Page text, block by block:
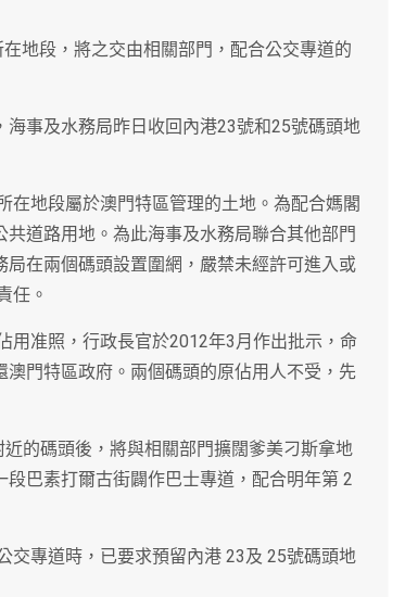
地段，將之交由相關部門，配合公交專道的
事及水務局昨日收回內港23號和25號碼頭地
地段屬於澳門特區管理的土地。為配合媽閣
道路用地。為此海事及水務局聯合其他部門
在兩個碼頭設置圍網，嚴禁未經許可進入或
任。
用准照，行政長官於2012年3月作出批示，命
門特區政府。兩個碼頭的原佔用人不受，先
的碼頭後，將與相關部門擴闊爹美刁斯拿地
巴素打爾古街闢作巴士專道，配合明年第 2
交專道時，已要求預留內港 23及 25號碼頭地